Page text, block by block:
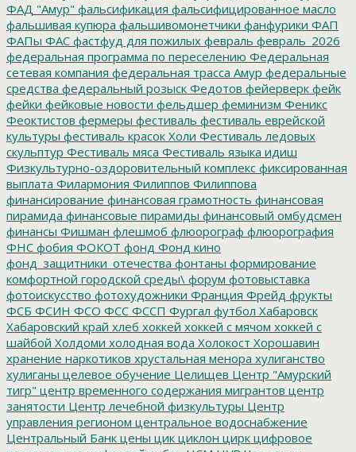
ФАД "Амур" фальсификация фальсифицированное масло
фальшивая купюра фальшивомонетчики фанфурики ФАП
ФАПы ФАС фастфуд для пожилых февраль февраль_2026
федеральная программа по переселению Федеральная
сетевая компания федеральная трасса Амур федеральные
средства федеральный розыск Федотов фейерверк фейк
фейки фейковые новости фельдшер феминизм Феникс
Феоктистов фермеры фестиваль фестиваль еврейской
культуры фестиваль красок Холи Фестиваль ледовых
скульптур Фестиваль мяса Фестиваль языка идиш
Физкультурно-оздоровительный комплекс фиксированная
выплата Филармония Филиппов Филиппова
финансирование финансовая грамотность финансовая
пирамида финансовые пирамиды финансовый омбудсмен
финансы Фишман флешмоб флюорограф флюорография
ФНС фобия ФОКОТ фонд Фонд кино
фонд_защитники_отечества фонтаны формирование
комфортной городской среды\ форум фотовыставка
фотоискусство фотохудожники Франция Фрейд фрукты
ФСБ ФСИН ФСО ФСС ФССП Фургал футбол Хабаровск
Хабаровский край хлеб хоккей хоккей с мячом хоккей с
шайбой Холдоми холодная вода Холокост Хорошавин
хранение наркотиков хрустальная менора хулиганство
хулиганы целевое обучение Целищев Центр "Амурский
тигр" центр временного содержания мигрантов центр
занятости Центр лечебной физкультуры Центр
управления регионом центральное водоснабжение
Центральный Банк цены цик циклон цирк цифровое